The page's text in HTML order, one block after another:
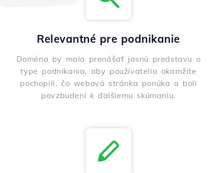
Relevantné pre podnikanie
Doména by mala prenášať jasnú predstavu o
type podnikania, aby používatelia okamžite
pochopili, čo webová stránka ponúka a boli
povzbudení k ďalšiemu skúmaniu.